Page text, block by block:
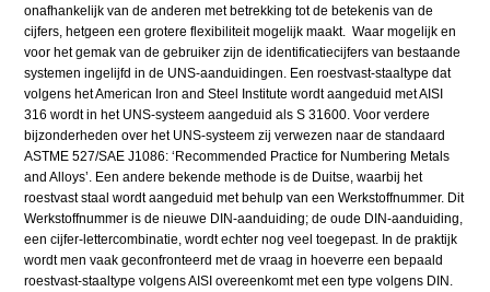
onafhankelijk van de anderen met betrekking tot de betekenis van de
cijfers, hetgeen een grotere flexibiliteit mogelijk maakt. Waar mogelijk en
voor het gemak van de gebruiker zijn de identificatiecijfers van bestaande
systemen ingelijfd in de UNS-aanduidingen. Een roestvast-staaltype dat
volgens het American Iron and Steel Institute wordt aangeduid met AISI
316 wordt in het UNS-systeem aangeduid als S 31600. Voor verdere
bijzonderheden over het UNS-systeem zij verwezen naar de standaard
ASTME 527/SAE J1086: ‘Recommended Practice for Numbering Metals
and Alloys’. Een andere bekende methode is de Duitse, waarbij het
roestvast staal wordt aangeduid met behulp van een Werkstoffnummer. Dit
Werkstoffnummer is de nieuwe DIN-aanduiding; de oude DIN-aanduiding,
een cijfer-lettercombinatie, wordt echter nog veel toegepast. In de praktijk
wordt men vaak geconfronteerd met de vraag in hoeverre een bepaald
roestvast-staaltype volgens AISI overeenkomt met een type volgens DIN.